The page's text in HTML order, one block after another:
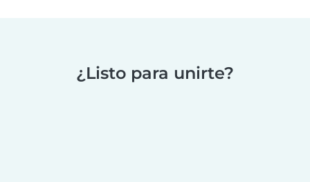
¿Listo para unirte?